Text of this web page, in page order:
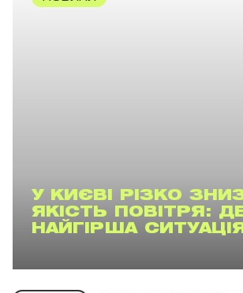
У КИЄВІ РІЗКО
ЯКІСТЬ ПОВІТРЯ:
НАЙГІРША СИТУАЦІЯ